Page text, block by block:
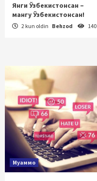
Янги Ўзбекистонсан –
мангу Ўзбекистонсан!
2 kun oldin Behzod 140
Муаммо